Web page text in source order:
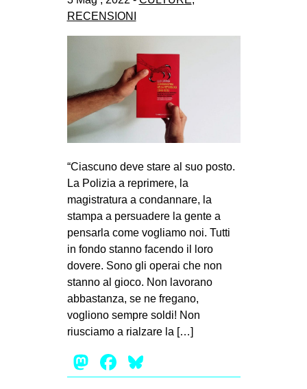
RECENSIONI
“Ciascuno deve stare al suo posto.
La Polizia a reprimere, la
magistratura a condannare, la
stampa a persuadere la gente a
pensarla come vogliamo noi. Tutti
in fondo stanno facendo il loro
dovere. Sono gli operai che non
stanno al gioco. Non lavorano
abbastanza, se ne fregano,
vogliono sempre soldi! Non
riusciamo a rialzare la […]
Mastodon
Facebook